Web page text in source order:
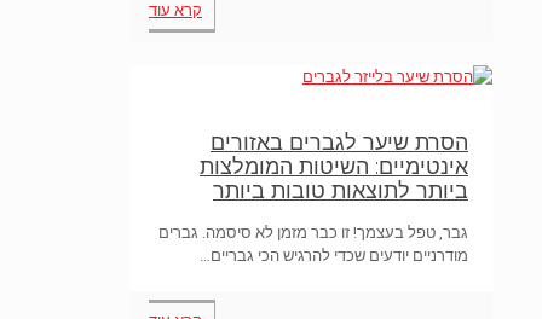
קרא עוד
הסרת שיער לגברים באזורים
אינטימיים: השיטות המומלצות
ביותר לתוצאות טובות ביותר
גבר, טפל בעצמך! זו כבר מזמן לא סיסמה. גברים
מודרניים יודעים שכדי להרגיש הכי גבריים…